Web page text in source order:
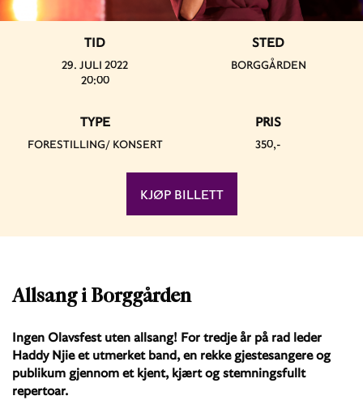
Allsang i Borggården
Ingen Olavsfest uten allsang! For tredje år på rad leder
Haddy Njie et utmerket band, en rekke gjestesangere og
publikum gjennom et kjent, kjært og stemningsfullt
repertoar.
TID
29. JULI 2022
20:00
STED
BORGGÅRDEN
TYPE
FORESTILLING/ KONSERT
PRIS
350,-
KJØP BILLETT